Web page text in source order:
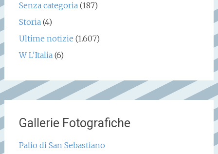
Senza categoria(187)
Storia(4)
Ultime notizie (1.607)
W L'Italia(6)
Gallerie Fotografiche
Palio di San Sebastiano